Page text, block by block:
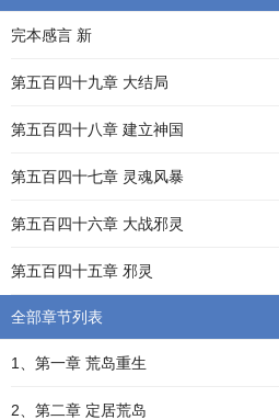
完本感言 新
第五百四十九章 大结局
第五百四十八章 建立神国
第五百四十七章 灵魂风暴
第五百四十六章 大战邪灵
第五百四十五章 邪灵
全部章节列表
1、第一章 荒岛重生
2、第二章 定居荒岛